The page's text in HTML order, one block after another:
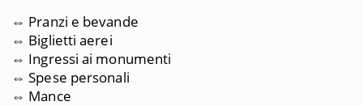
⇔ Pranzi e bevande
⇔ Biglietti aerei
⇔ Ingressi ai monumenti
⇔ Spese personali
⇔ Mance